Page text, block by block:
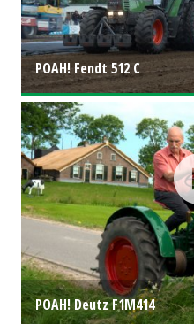
POAH! Fendt 512 C
POAH! Deutz F1M414